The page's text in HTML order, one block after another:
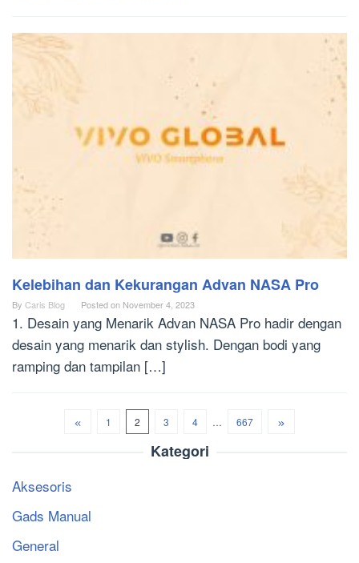
Kelebihan dan Kekurangan Advan NASA Pro
By Caris Blog Posted on November 4, 2023
1. Desain yang Menarik Advan NASA Pro hadir dengan
desain yang menarik dan stylish. Dengan bodi yang
ramping dan tampilan […]
1 2 3 4 … 667
Kategori
Aksesoris
Gads Manual
General